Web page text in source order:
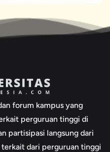
forum kampus yang
perguruan tinggi di
partisipasi langsung dari
terkait dari perguruan tinggi